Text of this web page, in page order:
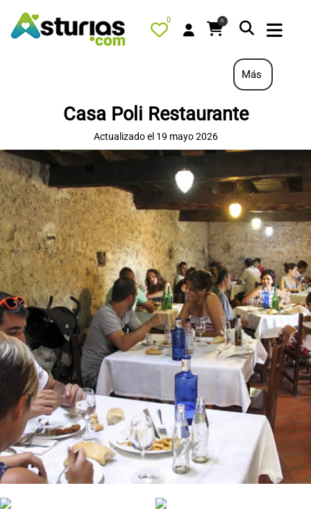
0 0
QUÉ HACER
RESTAURANTES
TURISMO ACTIVO
TIENDA
AGENDA
OFERTAS
CONTACTO
Más
Casa Poli Restaurante
Actualizado el 19 mayo 2026